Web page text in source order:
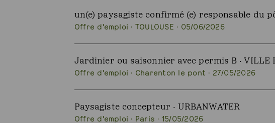
un(e) paysagiste confirmé (e) responsable du
Offre d'emploi · TOULOUSE · 05/06/2026
Jardinier ou saisonnier avec permis B · VILLE
Offre d'emploi · Charenton le pont · 27/05/2026
Paysagiste concepteur · URBANWATER
Offre d'emploi · Paris · 15/05/2026